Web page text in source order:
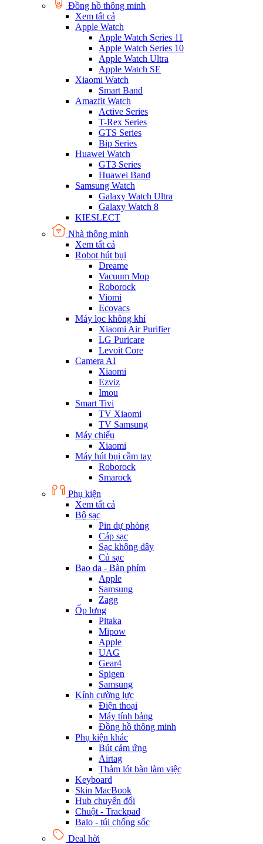
Đồng hồ thông minh
Xem tất cả
Apple Watch
Apple Watch Series 11
Apple Watch Series 10
Apple Watch Ultra
Apple Watch SE
Xiaomi Watch
Smart Band
Amazfit Watch
Active Series
T-Rex Series
GTS Series
Bip Series
Huawei Watch
GT3 Series
Huawei Band
Samsung Watch
Galaxy Watch Ultra
Galaxy Watch 8
KIESLECT
Nhà thông minh
Xem tất cả
Robot hút bụi
Dreame
Vacuum Mop
Roborock
Viomi
Ecovacs
Máy lọc không khí
Xiaomi Air Purifier
LG Puricare
Levoit Core
Camera AI
Xiaomi
Ezviz
Imou
Smart Tivi
TV Xiaomi
TV Samsung
Máy chiếu
Xiaomi
Máy hút bụi cầm tay
Roborock
Smarock
Phụ kiện
Xem tất cả
Bộ sạc
Pin dự phòng
Cáp sạc
Sạc không dây
Củ sạc
Bao da - Bàn phím
Apple
Samsung
Zagg
Ốp lưng
Pitaka
Mipow
Apple
UAG
Gear4
Spigen
Samsung
Kính cường lực
Điện thoại
Máy tính bảng
Đồng hồ thông minh
Phụ kiện khác
Bút cảm ứng
Airtag
Thảm lót bàn làm việc
Keyboard
Skin MacBook
Hub chuyển đổi
Chuột - Trackpad
Balo - túi chống sốc
Deal hời